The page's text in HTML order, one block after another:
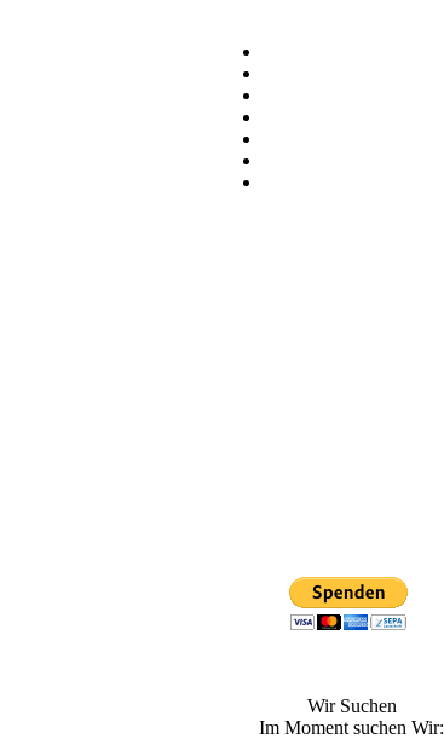
Wir Suchen
Im Moment suchen Wir: